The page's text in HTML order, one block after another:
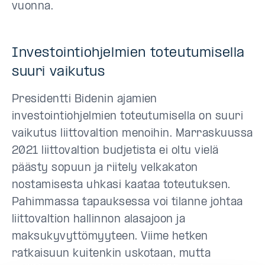
vuonna.
Investointiohjelmien toteutumisella
suuri vaikutus
Presidentti Bidenin ajamien
investointiohjelmien toteutumisella on suuri
vaikutus liittovaltion menoihin. Marraskuussa
2021 liittovaltion budjetista ei oltu vielä
päästy sopuun ja riitely velkakaton
nostamisesta uhkasi kaataa toteutuksen.
Pahimmassa tapauksessa voi tilanne johtaa
liittovaltion hallinnon alasajoon ja
maksukyvyttömyyteen. Viime hetken
ratkaisuun kuitenkin uskotaan, mutta